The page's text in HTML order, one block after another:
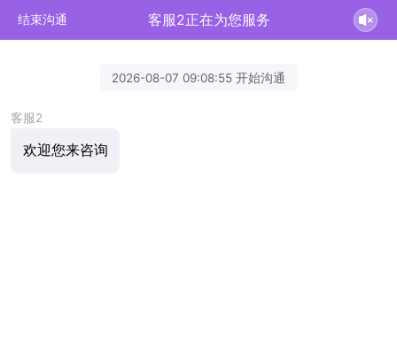
结束沟通 客服2正在为您服务
2026-08-07 09:08:55 开始沟通
客服2
欢迎您来咨询